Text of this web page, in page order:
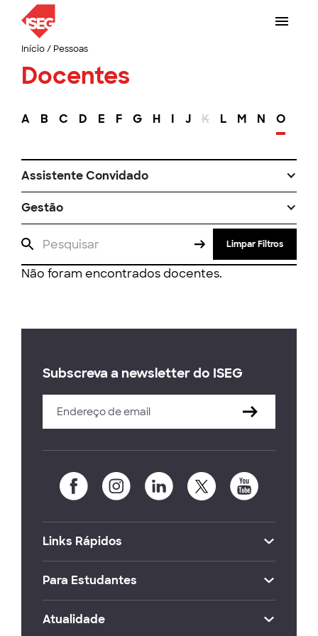
Início/ Pessoas
Docentes
A B C D E F G H I J K L M N O
Assistente Convidado
Gestão
Limpar Filtros
Não foram encontrados docentes.
Subscreva a newsletter do ISEG
Links Rápidos
Para Estudantes
Atualidade